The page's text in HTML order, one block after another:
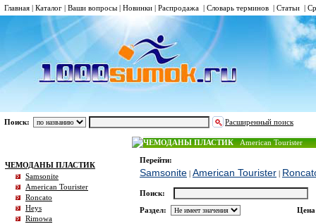
Главная | Каталог | Ваши вопросы | Новинки | Распродажа | Словарь терминов | Статьи |
Поиск: Расширенный поиск
ЧЕМОДАНЫ ПЛАСТИК
Samsonite
American Tourister
Roncato
Heys
Rimowa
ЧЕМОДАНЫ ПЛАСТИК American Tourister
Перейти:
Samsonite | American Tourister |
Поиск:
Раздел: